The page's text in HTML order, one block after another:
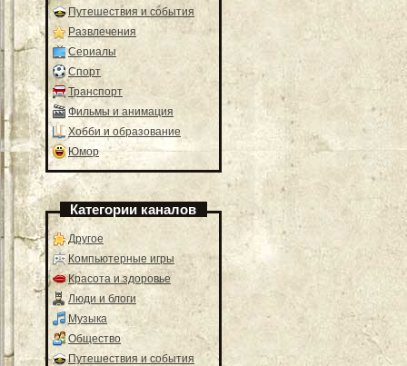
Путешествия и события
Развлечения
Сериалы
Спорт
Транспорт
Фильмы и анимация
Хобби и образование
Юмор
Категории каналов
Другое
Компьютерные игры
Красота и здоровье
Люди и блоги
Музыка
Общество
Путешествия и события